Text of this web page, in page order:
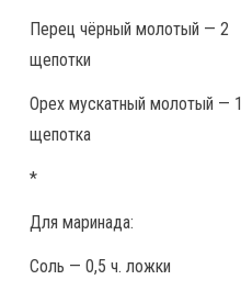
Перец чёрный молотый — 2
щепотки
Орех мускатный молотый — 1
щепотка
*
Для маринада:
Соль — 0,5 ч. ложки